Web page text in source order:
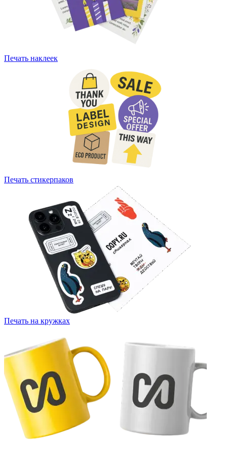
Печать наклеек
Печать стикерпаков
Печать на кружках